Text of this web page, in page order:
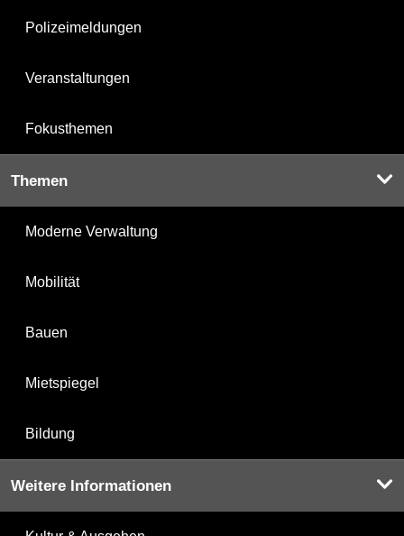
Polizeimeldungen
Veranstaltungen
Fokusthemen
Themen
Moderne Verwaltung
Mobilität
Bauen
Mietspiegel
Bildung
Weitere Informationen